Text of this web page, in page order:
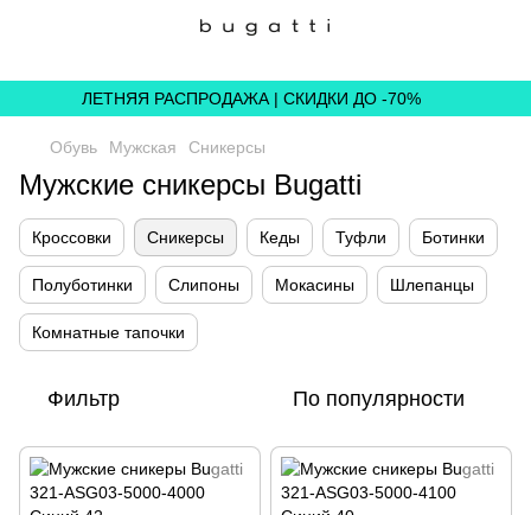
ЛЕТНЯЯ РАСПРОДАЖА | СКИДКИ ДО -70%
Обувь Мужская Сникерсы
Мужские сникерсы Bugatti
Кроссовки Сникерсы Кеды Туфли Ботинки
Полуботинки Слипоны Мокасины Шлепанцы
Комнатные тапочки
Фильтр По популярности